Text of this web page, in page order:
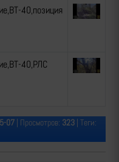
40,позиция
40,РЛС
07 | Просмотров: 323 | Теги: